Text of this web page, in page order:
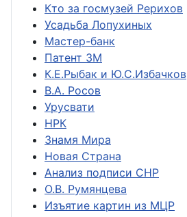
Кто за госмузей Рерихов
Усадьба Лопухиных
Мастер-банк
Патент ЗМ
К.Е.Рыбак и Ю.С.Избачков
В.А. Росов
Урусвати
НРК
Знамя Мира
Новая Страна
Анализ подписи СНР
О.В. Румянцева
Изъятие картин из МЦР